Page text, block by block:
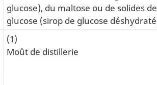
glucose), du maltose ou de solides de
glucose (sirop de glucose
(1)
Moût de distillerie